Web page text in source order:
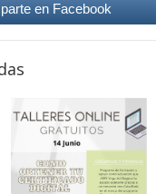
en Facebook